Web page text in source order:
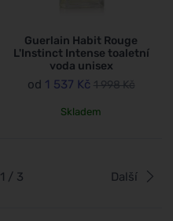
Guerlain Habit Rouge
L'Instinct Intense toaletní
voda unisex
od 1 537 Kč 1 998 Kč
Skladem
1 / 3 Další